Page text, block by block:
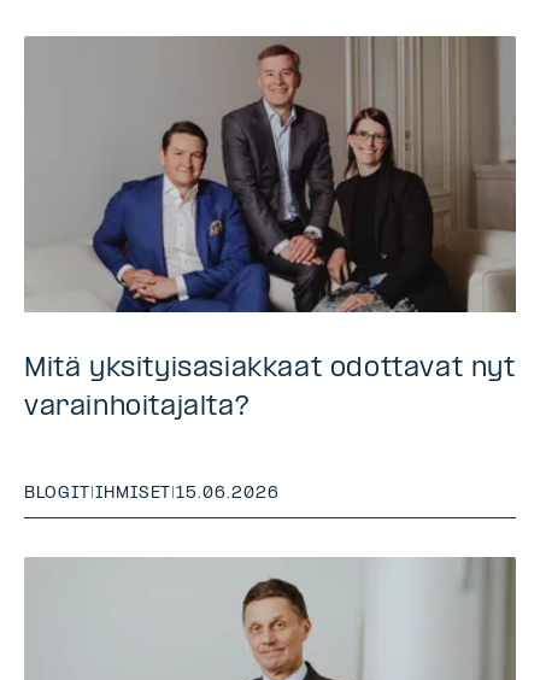
Mitä yksityisasiakkaat odottavat nyt
varainhoitajalta?
BLOGIT |IHMISET |15.06.2026